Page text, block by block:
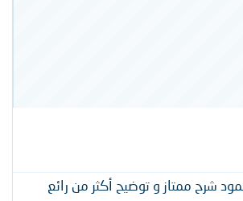
شرح ممتاز و توضيح أكثر من رائع